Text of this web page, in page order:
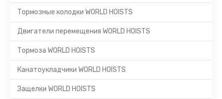
Тормозные колодки WORLD HOISTS
Двигатели перемещения WORLD HOISTS
Тормоза WORLD HOISTS
Канатоукладчики WORLD HOISTS
Защелки WORLD HOISTS